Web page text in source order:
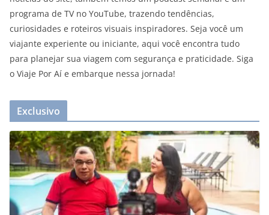
programa de TV no YouTube, trazendo tendências,
curiosidades e roteiros visuais inspiradores. Seja você um
viajante experiente ou iniciante, aqui você encontra tudo
para planejar sua viagem com segurança e praticidade. Siga
o Viaje Por Aí e embarque nessa jornada!
Exclusivo